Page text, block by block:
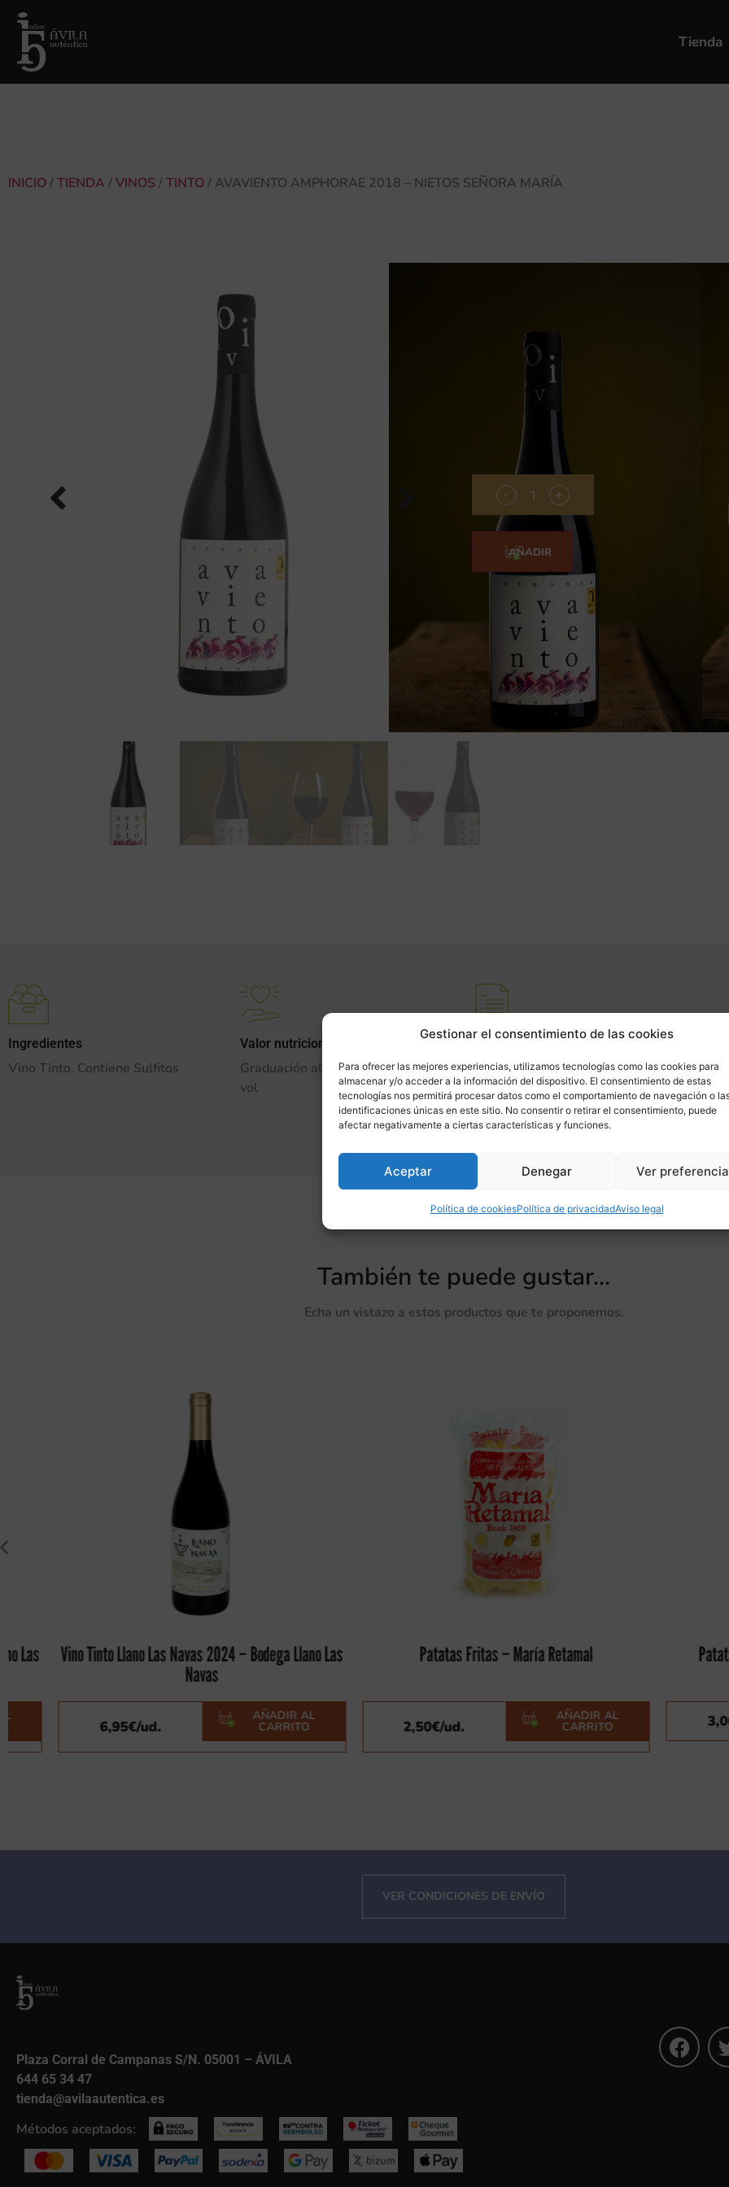
Gestionar el consentimiento de las cookies
Para ofrecer las mejores experiencias, utilizamos tecnologías como las cookies para
almacenar y/o acceder a la información del dispositivo. El consentimiento de estas
tecnologías nos permitirá procesar datos como el comportamiento de navegación o
identificaciones únicas en este sitio. No consentir o retirar el consentimiento, puede
afectar negativamente a ciertas características y funciones.
Aceptar Denegar Ver
Política de cookiesPolítica de privacidadAviso legal
Tienda
INICIO/TIENDA /VINOS /TINTO/ AVAVIENTO AMPHORAE 2018 – NIETOS SEÑORA MARÍA
de Gredos en la zona Alto Alberche.
Maridaje apropiado para carnes blancas y
Temperatura de servicio: 14ºC.
Solo le disfrutarás mucho, pero combina
Botella de 75cl
- +
AÑADIR
Ingredientes
Vino Tinto. Contiene Sulfitos
Valor nutricional
Graduación alcohólica: 13,5%
vol
Características del lote
También te puede gustar...
Echa un vistazo a estos productos que te proponemos.
Vino Tinto Llano Las Navas 2024 – Bodega Llano Las
/ud.
AÑADIR AL
CARRITO
Patatas Fritas – María Retamal
/ud.
AÑADIR AL
CARRITO
Patatas
/ud.
VER CONDICIONES DE ENVÍO
Plaza Corral de Campanas S/N. 05001 – ÁVILA
644 65 34 47
tienda@avilaautentica.es
Métodos aceptados: